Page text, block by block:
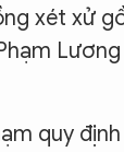
xét xử
quy